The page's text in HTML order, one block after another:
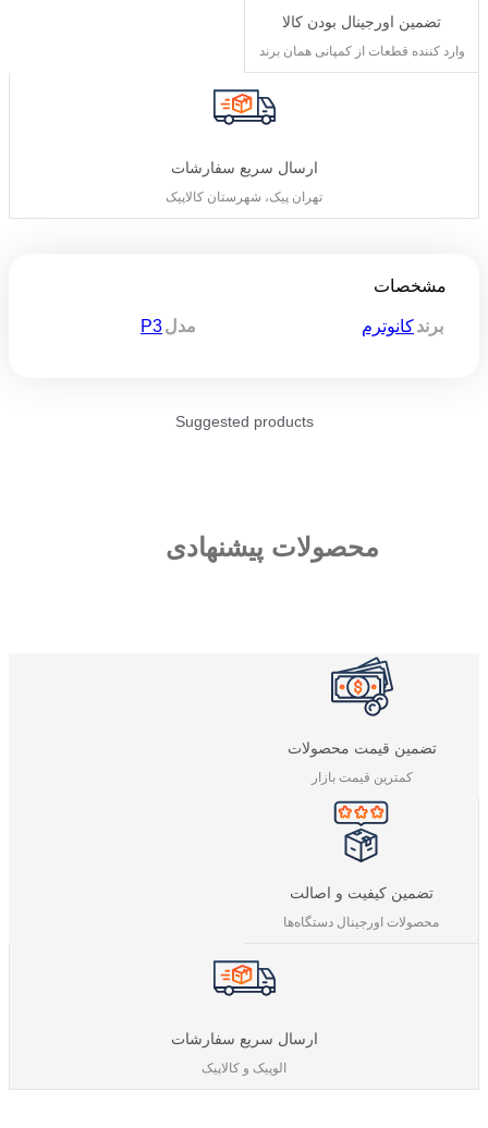
تضمین اورجینال بودن کالا
وارد کننده قطعات از کمپانی همان برند
ارسال سریع سفارشات
تهران پیک، شهرستان کالاپیک
مشخصات
برندکانوترم مدلP3
Suggested products
محصولات پیشنهادی
تضمین قیمت محصولات
کمترین قیمت بازار
تضمین کیفیت و اصالت
محصولات اورجینال دستگاه‌ها
ارسال سریع سفارشات
الوپیک و کالاپیک